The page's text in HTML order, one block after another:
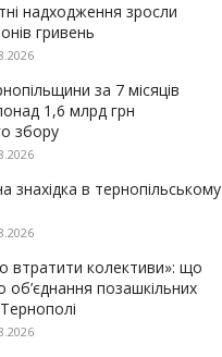
надходження зросли
гривень
за 7 місяців
1,6 млрд грн
збору
знахідка в тернопільському
втратити колективи»: що
об’єднання позашкільних